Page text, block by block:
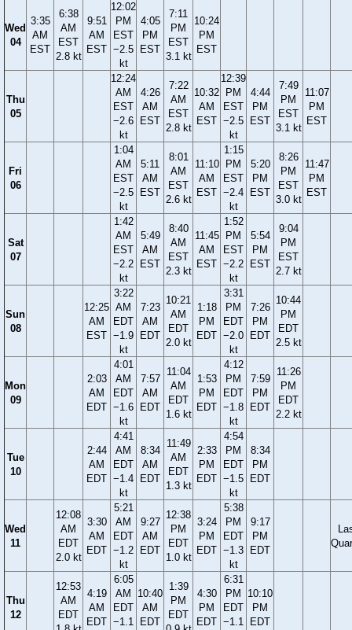
Wed
04
3:35
AM
EST
6:38
AM
EST
2.8 kt
9:51
AM
EST
12:02
PM
EST
−2.5
kt
4:05
PM
EST
7:11
PM
EST
3.1 kt
10:24
PM
EST
Thu
05
12:24
AM
EST
−2.6
kt
4:26
AM
EST
7:22
AM
EST
2.8 kt
10:32
AM
EST
12:39
PM
EST
−2.5
kt
4:44
PM
EST
7:49
PM
EST
3.1 kt
11:07
PM
EST
Fri
06
1:04
AM
EST
−2.5
kt
5:11
AM
EST
8:01
AM
EST
2.6 kt
11:10
AM
EST
1:15
PM
EST
−2.4
kt
5:20
PM
EST
8:26
PM
EST
3.0 kt
11:47
PM
EST
Sat
07
1:42
AM
EST
−2.2
kt
5:49
AM
EST
8:40
AM
EST
2.3 kt
11:45
AM
EST
1:52
PM
EST
−2.2
kt
5:54
PM
EST
9:04
PM
EST
2.7 kt
Sun
08
12:25
AM
EST
3:22
AM
EDT
−1.9
kt
7:23
AM
EDT
10:21
AM
EDT
2.0 kt
1:18
PM
EDT
3:31
PM
EDT
−2.0
kt
7:26
PM
EDT
10:44
PM
EDT
2.5 kt
Mon
09
2:03
AM
EDT
4:01
AM
EDT
−1.6
kt
7:57
AM
EDT
11:04
AM
EDT
1.6 kt
1:53
PM
EDT
4:12
PM
EDT
−1.8
kt
7:59
PM
EDT
11:26
PM
EDT
2.2 kt
Tue
10
2:44
AM
EDT
4:41
AM
EDT
−1.4
kt
8:34
AM
EDT
11:49
AM
EDT
1.3 kt
2:33
PM
EDT
4:54
PM
EDT
−1.5
kt
8:34
PM
EDT
Wed
11
12:08
AM
EDT
2.0 kt
3:30
AM
EDT
5:21
AM
EDT
−1.2
kt
9:27
AM
EDT
12:38
PM
EDT
1.0 kt
3:24
PM
EDT
5:38
PM
EDT
−1.3
kt
9:17
PM
EDT
Thu
12
12:53
AM
EDT
4:19
AM
EDT
6:05
AM
EDT
−1.1
10:40
AM
EDT
1:39
PM
EDT
4:30
PM
EDT
6:31
PM
EDT
−1.1
10:10
PM
EDT